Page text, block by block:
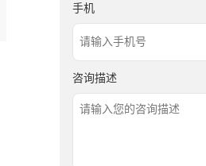
手机
咨询描述